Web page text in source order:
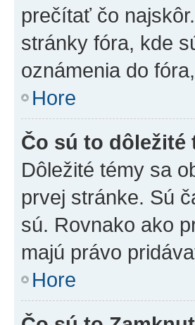
prečítať čo
stránky fóra, kde
oznámenia do
Hore
Čo sú to dôležité
Dôležité témy sa
prvej stránke. Sú
sú. Rovnako ako
majú právo
Hore